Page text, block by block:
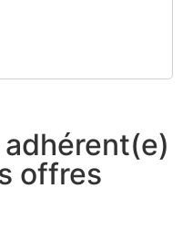
adhérent(e)
offres